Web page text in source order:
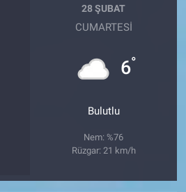
28 ŞUBAT
CUMARTESI
6°
Bulutlu
Nem: %76
Rüzgar: 21 km/h